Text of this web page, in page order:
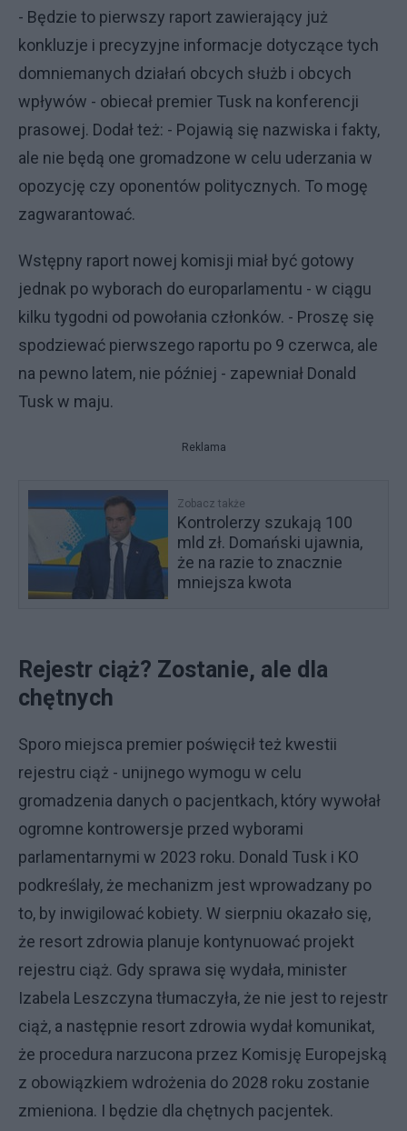
- Będzie to pierwszy raport zawierający już
konkluzje i precyzyjne informacje dotyczące tych
domniemanych działań obcych służb i obcych
wpływów - obiecał premier Tusk na konferencji
prasowej. Dodał też: - Pojawią się nazwiska i fakty,
ale nie będą one gromadzone w celu uderzania w
opozycję czy oponentów politycznych. To mogę
zagwarantować.
Wstępny raport nowej komisji miał być gotowy
jednak po wyborach do europarlamentu - w ciągu
kilku tygodni od powołania członków. - Proszę się
spodziewać pierwszego raportu po 9 czerwca, ale
na pewno latem, nie później - zapewniał Donald
Tusk w maju.
Reklama
Zobacz także
Kontrolerzy szukają 100
mld zł. Domański ujawnia,
że na razie to znacznie
mniejsza kwota
Rejestr ciąż? Zostanie, ale dla
chętnych
Sporo miejsca premier poświęcił też kwestii
rejestru ciąż - unijnego wymogu w celu
gromadzenia danych o pacjentkach, który wywołał
ogromne kontrowersje przed wyborami
parlamentarnymi w 2023 roku. Donald Tusk i KO
podkreślały, że mechanizm jest wprowadzany po
to, by inwigilować kobiety. W sierpniu okazało się,
że resort zdrowia planuje kontynuować projekt
rejestru ciąż. Gdy sprawa się wydała, minister
Izabela Leszczyna tłumaczyła, że nie jest to rejestr
ciąż, a następnie resort zdrowia wydał komunikat,
że procedura narzucona przez Komisję Europejską
z obowiązkiem wdrożenia do 2028 roku zostanie
zmieniona. I będzie dla chętnych pacjentek.